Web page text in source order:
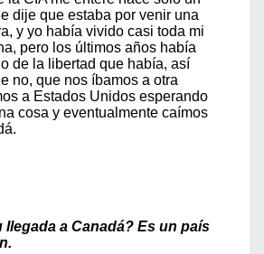
dije que estaba por venir una
y yo había vivido casi toda mi
pero los últimos años había
de la libertad que había, así
no, que nos íbamos a otra
a Estados Unidos esperando
cosa y eventualmente caímos
llegada a Canadá? Es un país